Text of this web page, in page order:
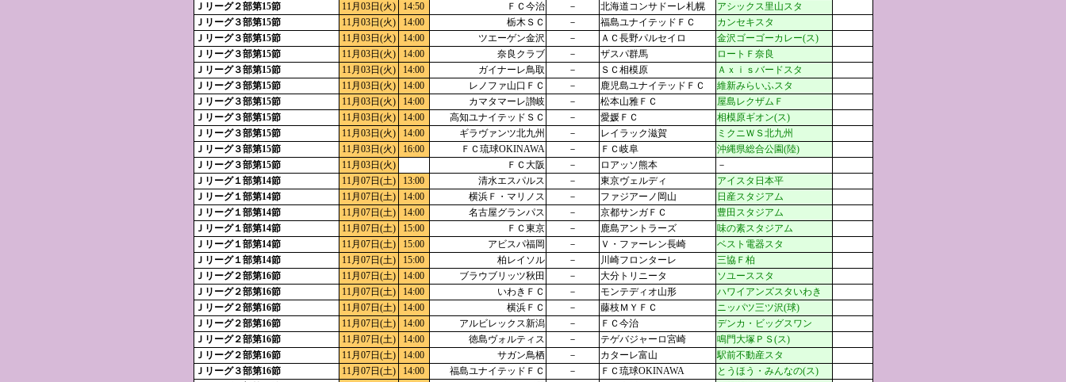
Ｊリーグ２部第15節
11月03日(火) 14:50 ＦＣ今治 － 北海道コンサドーレ札幌
アシックス里山スタ
Ｊリーグ３部第15節
11月03日(火) 14:00 栃木ＳＣ － 福島ユナイテッドＦＣ
カンセキスタ
Ｊリーグ３部第15節
11月03日(火) 14:00 ツエーゲン金沢 － ＡＣ長野パルセイロ
金沢ゴーゴーカレー(ス)
Ｊリーグ３部第15節
11月03日(火) 14:00 奈良クラブ － ザスパ群馬
ロートＦ奈良
Ｊリーグ３部第15節
11月03日(火) 14:00 ガイナーレ鳥取 － ＳＣ相模原
Ａｘｉｓバードスタ
Ｊリーグ３部第15節
11月03日(火) 14:00 レノファ山口ＦＣ － 鹿児島ユナイテッドＦＣ
維新みらいふスタ
Ｊリーグ３部第15節
11月03日(火) 14:00 カマタマーレ讃岐 － 松本山雅ＦＣ
屋島レクザムＦ
Ｊリーグ３部第15節
11月03日(火) 14:00 高知ユナイテッドＳＣ － 愛媛ＦＣ
相模原ギオン(ス)
Ｊリーグ３部第15節
11月03日(火) 14:00 ギラヴァンツ北九州 － レイラック滋賀
ミクニＷＳ北九州
Ｊリーグ３部第15節
11月03日(火) 16:00 ＦＣ琉球OKINAWA － ＦＣ岐阜
沖縄県総合公園(陸)
Ｊリーグ３部第15節
11月03日(火) ＦＣ大阪 － ロアッソ熊本
－
Ｊリーグ１部第14節
11月07日(土) 13:00 清水エスパルス － 東京ヴェルディ
アイスタ日本平
Ｊリーグ１部第14節
11月07日(土) 14:00 横浜Ｆ・マリノス － ファジアーノ岡山
日産スタジアム
Ｊリーグ１部第14節
11月07日(土) 14:00 名古屋グランパス － 京都サンガＦＣ
豊田スタジアム
Ｊリーグ１部第14節
11月07日(土) 15:00 ＦＣ東京 － 鹿島アントラーズ
味の素スタジアム
Ｊリーグ１部第14節
11月07日(土) 15:00 アビスパ福岡 － Ｖ・ファーレン長崎
ベスト電器スタ
Ｊリーグ１部第14節
11月07日(土) 15:00 柏レイソル － 川崎フロンターレ
三協Ｆ柏
Ｊリーグ２部第16節
11月07日(土) 14:00 ブラウブリッツ秋田 － 大分トリニータ
ソユーススタ
Ｊリーグ２部第16節
11月07日(土) 14:00 いわきＦＣ － モンテディオ山形
ハワイアンズスタいわき
Ｊリーグ２部第16節
11月07日(土) 14:00 横浜ＦＣ － 藤枝ＭＹＦＣ
ニッパツ三ツ沢(球)
Ｊリーグ２部第16節
11月07日(土) 14:00 アルビレックス新潟 － ＦＣ今治
デンカ・ビッグスワン
Ｊリーグ２部第16節
11月07日(土) 14:00 徳島ヴォルティス － テゲバジャーロ宮崎
鳴門大塚ＰＳ(ス)
Ｊリーグ２部第16節
11月07日(土) 14:00 サガン鳥栖 － カターレ富山
駅前不動産スタ
Ｊリーグ３部第16節
11月07日(土) 14:00 福島ユナイテッドＦＣ － ＦＣ琉球OKINAWA
とうほう・みんなの(ス)